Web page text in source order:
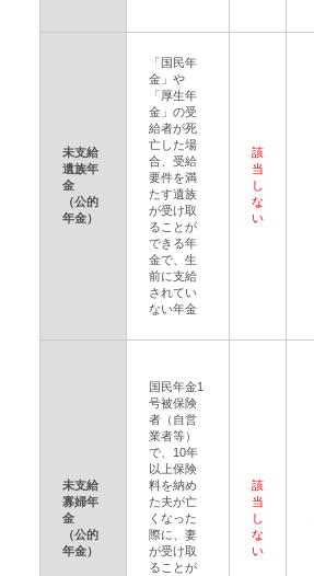
未支給
遺族年
金
（公的
年金）
「国民年
金」や
「厚生年
金」の受
給者が死
亡した場
合、受給
要件を満
たす遺族
が受け取
ることが
できる年
金で、生
前に支給
されてい
ない年金
該
当
し
な
い
未支給
寡婦年
金
（公的
年金）
国民年金1
号被保険
者（自営
業者等）
で、10年
以上保険
料を納め
た夫が亡
くなった
際に、妻
が受け取
ることが
該
当
し
な
い